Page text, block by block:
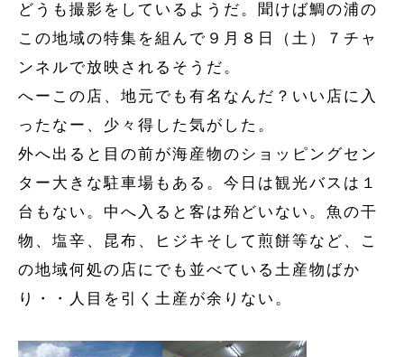
どうも撮影をしているようだ。聞けば鯛の浦の
この地域の特集を組んで９月８日（土）７チャ
ンネルで放映されるそうだ。
へーこの店、地元でも有名なんだ？いい店に入
ったなー、少々得した気がした。
外へ出ると目の前が海産物のショッピングセン
ター大きな駐車場もある。今日は観光バスは１
台もない。中へ入ると客は殆どいない。魚の干
物、塩辛、昆布、ヒジキそして煎餅等など、こ
の地域何処の店にでも並べている土産物ばか
り・・人目を引く土産が余りない。